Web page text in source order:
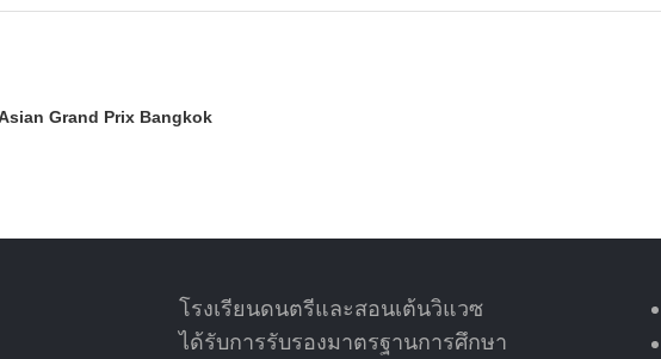
Grand Prix Bangkok
โรงเรียนดนตรีและสอนเต้นวิแวซ
ได้รับการรับรองมาตรฐานการศึกษา